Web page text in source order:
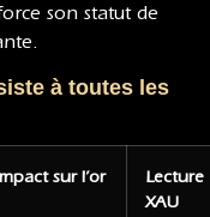
son statut de
à toutes les
sur l’or
Lecture
XAU